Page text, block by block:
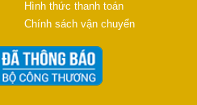
Hình thức thanh toán
Chính sách vận chuyển